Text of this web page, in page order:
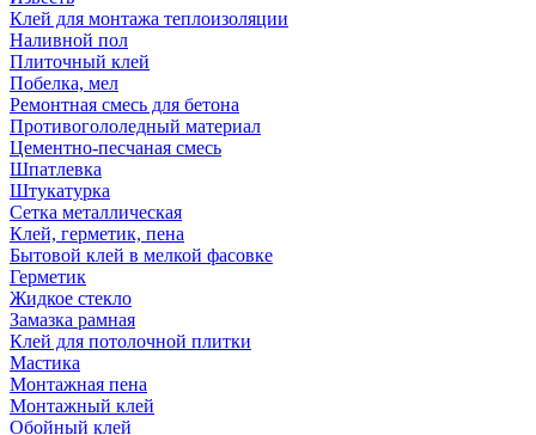
Клей для монтажа теплоизоляции
Наливной пол
Плиточный клей
Побелка, мел
Ремонтная смесь для бетона
Противогололедный материал
Цементно-песчаная смесь
Шпатлевка
Штукатурка
Сетка металлическая
Клей, герметик, пена
Бытовой клей в мелкой фасовке
Герметик
Жидкое стекло
Замазка рамная
Клей для потолочной плитки
Мастика
Монтажная пена
Монтажный клей
Обойный клей